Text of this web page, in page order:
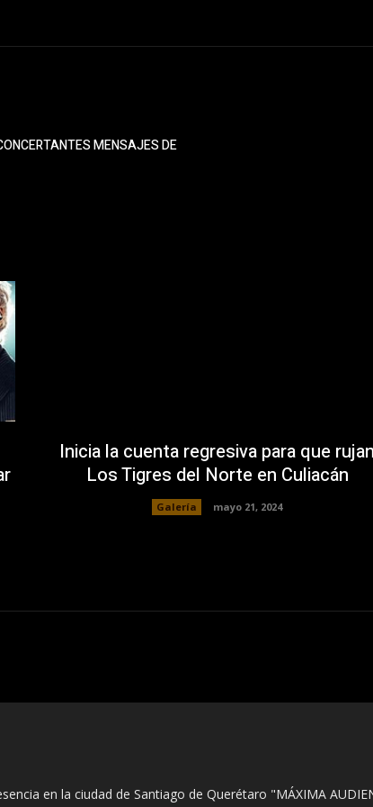
MENSAJES DE
Inicia la cuenta regresiva para que rujan
Los Tigres del Norte en Culiacán
Galería mayo 21, 2024
en la ciudad de Santiago de Querétaro "MÁXIMA